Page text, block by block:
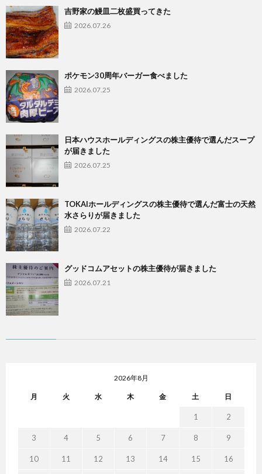
吉野家の鰻皿二枚盛買ってきた
2026.07.26
ポケモン30周年バーガー食べました
2026.07.25
日本ハウスホールディングスの株主優待で選んだスープ
が届きました
2026.07.25
TOKAIホールディングスの株主優待で選んだ富士の天然
水さらりが届きました
2026.07.22
グッドコムアセットの株主優待が届きました
2026.07.21
2026年8月
月 火 水 木 金 土 日
1 2
3 4 5 6 7 8 9
10 11 12 13 14 15 16